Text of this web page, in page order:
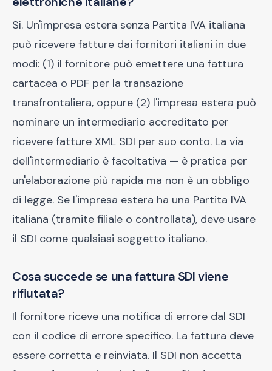
Sì. Un'impresa estera senza Partita IVA italiana
può ricevere fatture dai fornitori italiani in due
modi: (1) il fornitore può emettere una fattura
cartacea o PDF per la transazione
transfrontaliera, oppure (2) l'impresa estera può
nominare un intermediario accreditato per
ricevere fatture XML SDI per suo conto. La via
dell'intermediario è facoltativa — è pratica per
un'elaborazione più rapida ma non è un obbligo
di legge. Se l'impresa estera ha una Partita IVA
italiana (tramite filiale o controllata), deve usare
il SDI come qualsiasi soggetto italiano.
Cosa succede se una fattura SDI viene
rifiutata?
Il fornitore riceve una notifica di errore dal SDI
con il codice di errore specifico. La fattura deve
essere corretta e reinviata. Il SDI non accetta